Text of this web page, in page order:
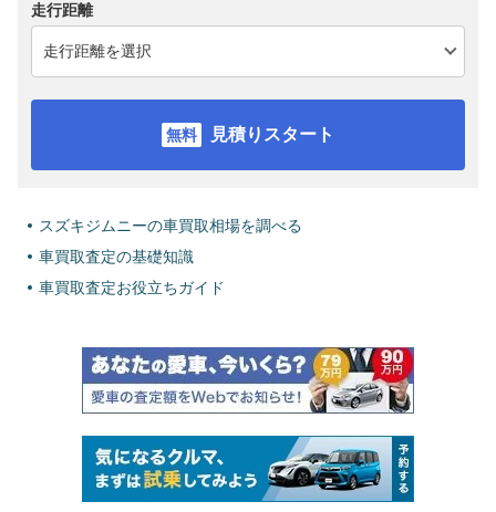
走行距離
見積りスタート
スズキジムニーの車買取相場を調べる
車買取査定の基礎知識
車買取査定お役立ちガイド